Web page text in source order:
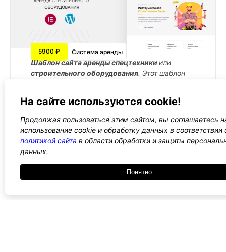
5900 ₽ Система аренды
Шаблон сайта аренды спецтехникиили
строительного оборудования. Этот шаблон
оборудование для строительства
Подробнее →
← 1 2 3 4 5 →
На сайте используются cookie!
Продолжая пользоваться этим сайтом, вы соглашаетесь
использование cookie и обработку данных в соответствии
политикой сайта в области обработки и защиты
данных.
Понятно